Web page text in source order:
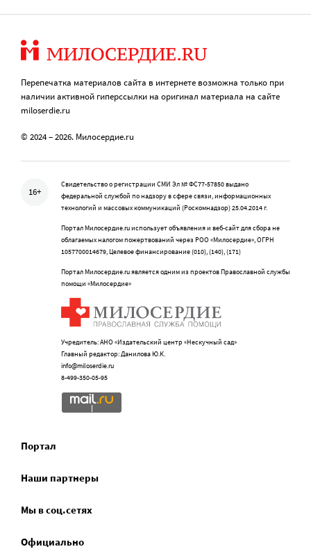
Перепечатка материалов сайта в интернете возможна только при
наличии активной гиперссылки на оригинал материала на сайте
miloserdie.ru
© 2024 – 2026. Милосердие.ru
16+
Свидетельство о регистрации СМИ Эл № ФС77-57850 выдано
федеральной службой по надзору в сфере связи, информационных
технологий и массовых коммуникаций (Роскомнадзор) 25.04.2014 г.
Портал Милосердие.ru использует объявления и веб-сайт для сбора не
облагаемых налогом пожертвований через РОО «Милосердие», ОГРН
1057700014679, Целевое финансирование (010), (140), (171)
Портал Милосердие.ru является одним из проектов Православной службы
помощи «Милосердие»
Учредитель: АНО «Издательский центр «Нескучный сад»
Главный редактор: Данилова Ю.К.
info@miloserdie.ru
8-499-350-05-95
Портал
Наши партнеры
Мы в соц.сетях
Официально